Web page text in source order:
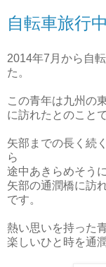
自転車旅行
2014年7月から自
た。
この青年は九州の
に訪れたとのことで
矢部までの長く続
ら
途中あきらめそう
矢部の通潤橋に訪
です。
熱い思いを持った
楽しいひと時を通